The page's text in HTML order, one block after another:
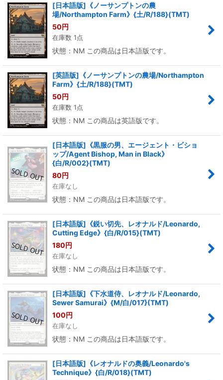
[日本語版]《ノーサンプトンの農
場/Northampton Farm》{土/R/188}(TMT)
50円
在庫数 1点
状態：NM この商品は日本語版です。
[英語版]《ノーサンプトンの農場/Northampton
Farm》{土/R/188}(TMT)
50円
在庫数 1点
状態：NM この商品は英語版です。
[日本語版]《黒服の男、エージェント・ビショ
ップ/Agent Bishop, Man in Black》
{白/R/002}(TMT)
80円
在庫なし
状態：NM この商品は日本語版です。
[日本語版]《鋭い切先、レオナルド/Leonardo,
Cutting Edge》{白/R/015}(TMT)
180円
在庫なし
状態：NM この商品は日本語版です。
[日本語版]《下水道侍、レオナルド/Leonardo,
Sewer Samurai》{M/白/017}(TMT)
100円
在庫なし
状態：NM この商品は日本語版です。
[日本語版]《レオナルドの奥義/Leonardo's
Technique》{白/R/018}(TMT)